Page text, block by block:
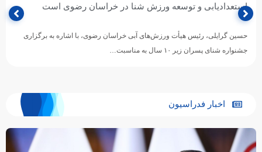
استعدادیابی و توسعه ورزش شنا در خراسان رضوی است
حسین گرایلی، رئیس هیأت ورزش‌های آبی خراسان رضوی، با اشاره به برگزاری
جشنواره شنای پسران زیر ۱۰ سال به مناسبت…
اخبار فدراسیون